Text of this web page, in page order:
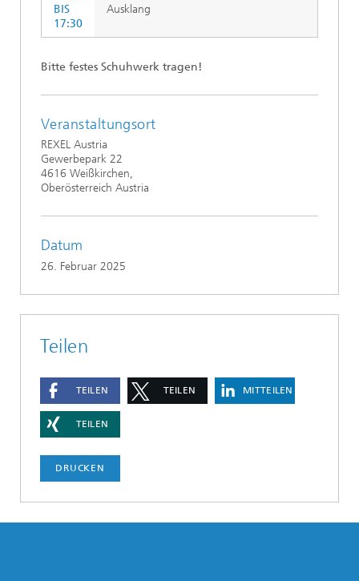
BIS
17:30
Ausklang
Bitte festes Schuhwerk tragen!
Veranstaltungsort
REXEL Austria
Gewerbepark 22
4616 Weißkirchen,
Oberösterreich Austria
Datum
26. Februar 2025
Teilen
TEILEN TEILEN MITTEILEN
TEILEN
DRUCKEN